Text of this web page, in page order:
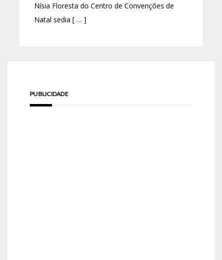
Nísia Floresta do Centro de Convenções de
Natal sedia [ … ]
PUBLICIDADE